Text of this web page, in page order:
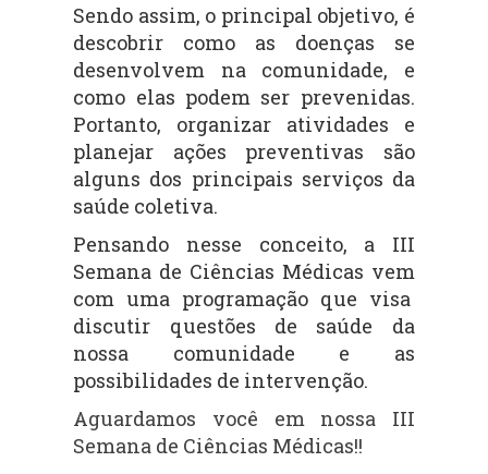
Sendo assim, o principal objetivo, é
descobrir como as doenças se
desenvolvem na comunidade, e
como elas podem ser prevenidas.
Portanto, organizar atividades e
planejar ações preventivas são
alguns dos principais serviços da
saúde coletiva.
Pensando nesse conceito, a III
Semana de Ciências Médicas vem
com uma programação que visa
discutir questões de saúde da
nossa comunidade e as
possibilidades de intervenção.
Aguardamos você em nossa III
Semana de Ciências Médicas!!